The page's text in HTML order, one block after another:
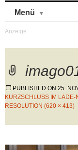
Menü
PUBLISHED ON 25.
KURZSCHLUSS IM
RESOLUTION (620 × 413)